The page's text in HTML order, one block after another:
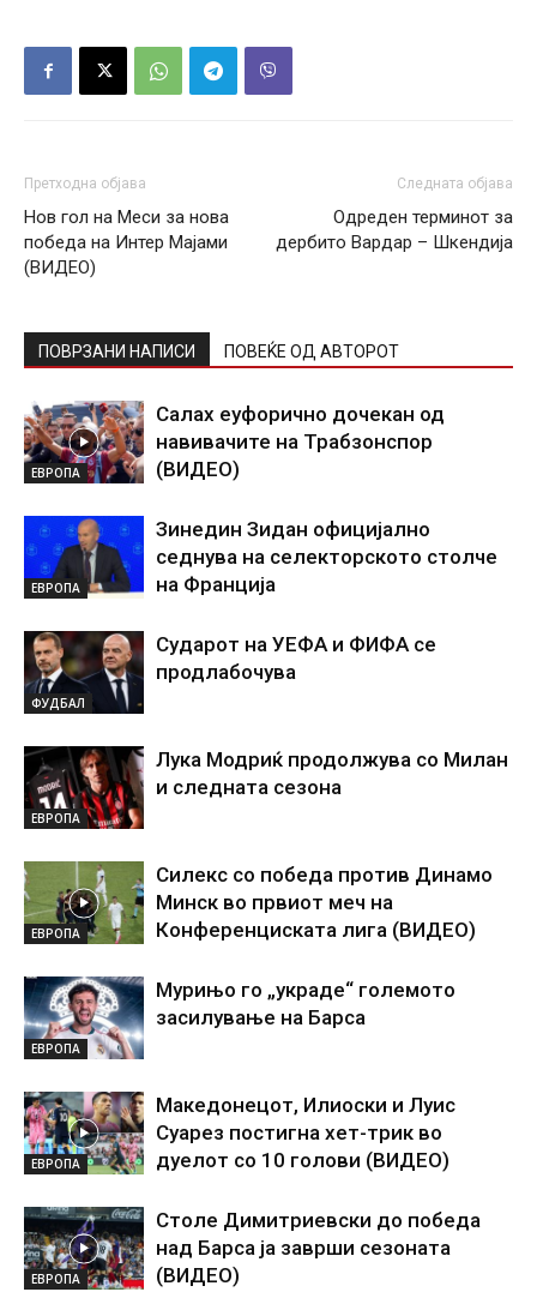
Претходна објава
Нов гол на Меси за нова
победа на Интер Мајами
(ВИДЕО)
Следната објава
Одреден терминот за
дербито Вардар – Шкендија
ПОВРЗАНИ НАПИСИ ПОВЕЌЕ ОД АВТОРОТ
ЕВРОПА
Салах еуфорично дочекан од
навивачите на Трабзонспор
(ВИДЕО)
ЕВРОПА
Зинедин Зидан официјално
седнува на селекторското столче
на Франција
ФУДБАЛ
Сударот на УЕФА и ФИФА се
продлабочува
ЕВРОПА
Лука Модриќ продолжува со Милан
и следната сезона
ЕВРОПА
Силекс со победа против Динамо
Минск во првиот меч на
Конференциската лига (ВИДЕО)
ЕВРОПА
Мурињо го „украде“ големото
засилување на Барса
ЕВРОПА
Македонецот, Илиоски и Луис
Суарез постигна хет-трик во
дуелот со 10 голови (ВИДЕО)
ЕВРОПА
Столе Димитриевски до победа
над Барса ја заврши сезоната
(ВИДЕО)